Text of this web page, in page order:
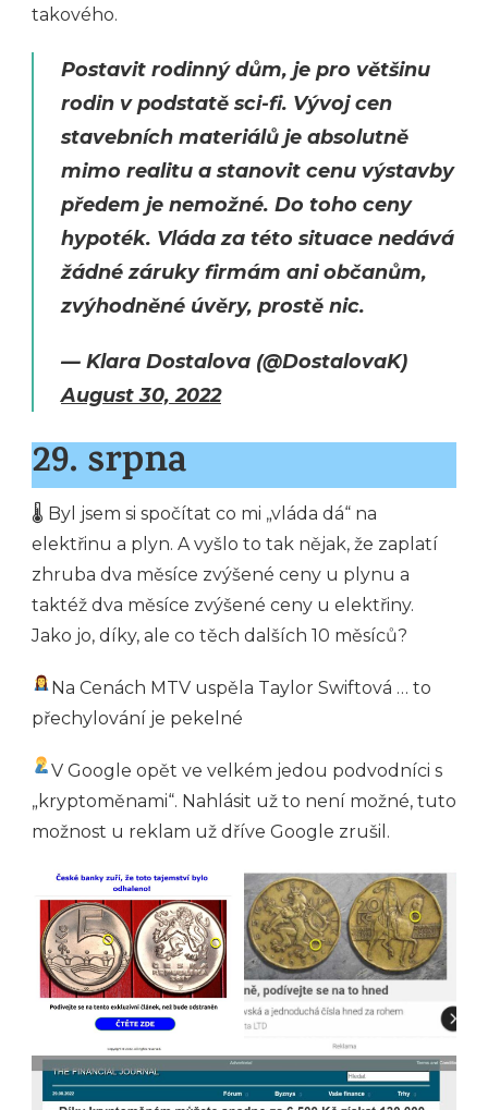
takového.
Postavit rodinný dům, je pro většinu
rodin v podstatě sci-fi. Vývoj cen
stavebních materiálů je absolutně
mimo realitu a stanovit cenu výstavby
předem je nemožné. Do toho ceny
hypoték. Vláda za této situace nedává
žádné záruky firmám ani občanům,
zvýhodněné úvěry, prostě nic.
— Klara Dostalova (@DostalovaK)
August 30, 2022
29. srpna
🌡 Byl jsem si spočítat co mi „vláda dá“ na
elektřinu a plyn. A vyšlo to tak nějak, že zaplatí
zhruba dva měsíce zvýšené ceny u plynu a
taktéž dva měsíce zvýšené ceny u elektřiny.
Jako jo, díky, ale co těch dalších 10 měsíců?
Na Cenách MTV uspěla Taylor Swiftová … to
přechylování je pekelné
V Google opět ve velkém jedou podvodníci s
„kryptoměnami“. Nahlásit už to není možné, tuto
možnost u reklam už dříve Google zrušil.